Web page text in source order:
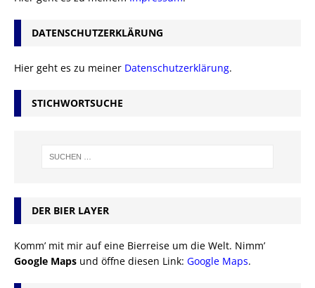
DATENSCHUTZERKLÄRUNG
Hier geht es zu meiner Datenschutzerklärung.
STICHWORTSUCHE
DER BIER LAYER
Komm’ mit mir auf eine Bierreise um die Welt. Nimm’
Google Maps und öffne diesen Link: Google Maps.